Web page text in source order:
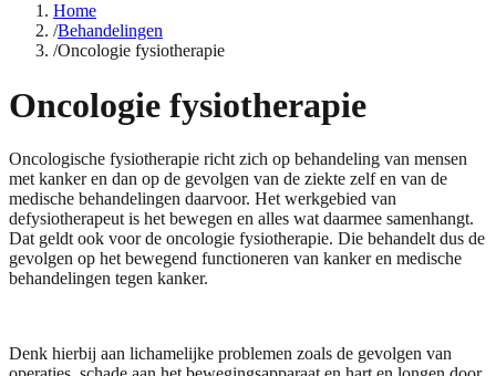
Home
/Behandelingen
/Oncologie fysiotherapie
Oncologie fysiotherapie
Oncologische fysiotherapie richt zich op behandeling van mensen
met kanker en dan op de gevolgen van de ziekte zelf en van de
medische behandelingen daarvoor. Het werkgebied van
defysiotherapeut is het bewegen en alles wat daarmee samenhangt.
Dat geldt ook voor de oncologie fysiotherapie. Die behandelt dus de
gevolgen op het bewegend functioneren van kanker en medische
behandelingen tegen kanker.
Denk hierbij aan lichamelijke problemen zoals de gevolgen van